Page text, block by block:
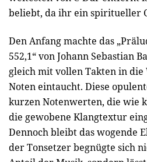
beliebt, da ihr ein spiritueller
Den Anfang machte das
552,1“ von Johann Sebastian
gleich mit vollen Takten in
Noten eintaucht. Diese
kurzen Notenwerten, die wie
die gewobene Klangtextur
Dennoch bleibt das wogende
der Tonsetzer begnügte sich